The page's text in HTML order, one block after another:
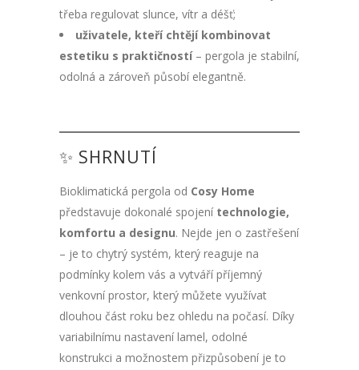
třeba regulovat slunce, vítr a déšť;
uživatele, kteří chtějí kombinovat
estetiku s praktičností– pergola je stabilní,
odolná a zároveň působí elegantně.
✨ SHRNUTÍ
Bioklimatická pergola od Cosy Home
představuje dokonalé spojení technologie,
komfortu a designu. Nejde jen o zastřešení
– je to chytrý systém, který reaguje na
podmínky kolem vás a vytváří příjemný
venkovní prostor, který můžete využívat
dlouhou část roku bez ohledu na počasí. Díky
variabilnímu nastavení lamel, odolné
konstrukci a možnostem přizpůsobení je to